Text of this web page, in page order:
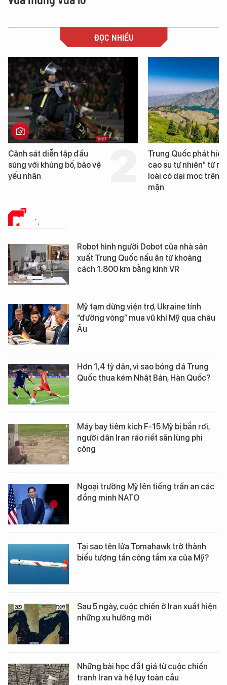
ĐỌC NHIỀU
Trung Quốc phát hiện “mỏ
cao su tự nhiên” từ một
loài cỏ dại mọc trên đất
Loạt dự án bất động
Đà Nẵng sắp bị kiểm
PHÂN TÍCH
Robot hình người Dobot của nhà sản
xuất Trung Quốc nấu ăn từ khoảng
cách 1.800 km bằng kính VR
Mỹ tạm dừng viện trợ, Ukraine tính
“đường vòng” mua vũ khí Mỹ qua châu
Âu
Hơn 1,4 tỷ dân, vì sao bóng đá Trung
Quốc thua kém Nhật Bản, Hàn Quốc?
Máy bay tiêm kích F-15 Mỹ bị bắn rơi,
người dân Iran ráo riết săn lùng phi
công
Ngoại trưởng Mỹ lên tiếng trấn an các
đồng minh NATO
Tại sao tên lửa Tomahawk trở thành
biểu tượng tấn công tầm xa của Mỹ?
Sau 5 ngày, cuộc chiến ở Iran xuất hiện
những xu hướng mới
Những bài học đắt giá từ cuộc chiến
tranh Iran và hệ lụy toàn cầu